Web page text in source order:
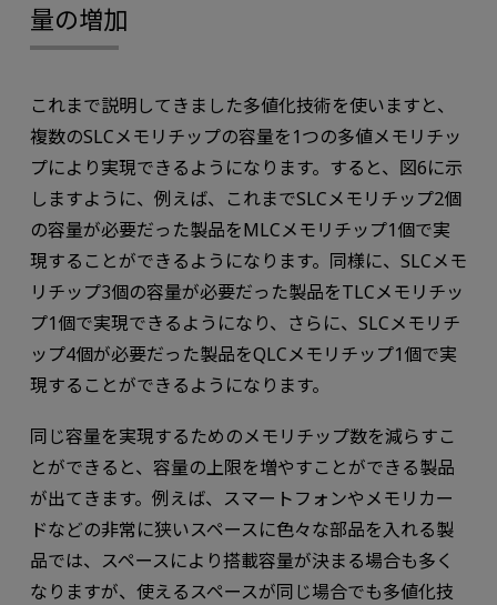
量の増加
これまで説明してきました多値化技術を使いますと、
複数のSLCメモリチップの容量を1つの多値メモリチッ
プにより実現できるようになります。すると、図6に示
しますように、例えば、これまでSLCメモリチップ2個
の容量が必要だった製品をMLCメモリチップ1個で実
現することができるようになります。同様に、SLCメモ
リチップ3個の容量が必要だった製品をTLCメモリチッ
プ1個で実現できるようになり、さらに、SLCメモリチ
ップ4個が必要だった製品をQLCメモリチップ1個で実
現することができるようになります。
同じ容量を実現するためのメモリチップ数を減らすこ
とができると、容量の上限を増やすことができる製品
が出てきます。例えば、スマートフォンやメモリカー
ドなどの非常に狭いスペースに色々な部品を入れる製
品では、スペースにより搭載容量が決まる場合も多く
なりますが、使えるスペースが同じ場合でも多値化技